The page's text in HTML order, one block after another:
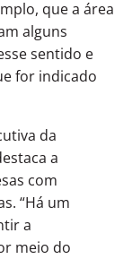
que a área
alguns
sentido e
for indicado
da
a
com
“Há um
a
meio do